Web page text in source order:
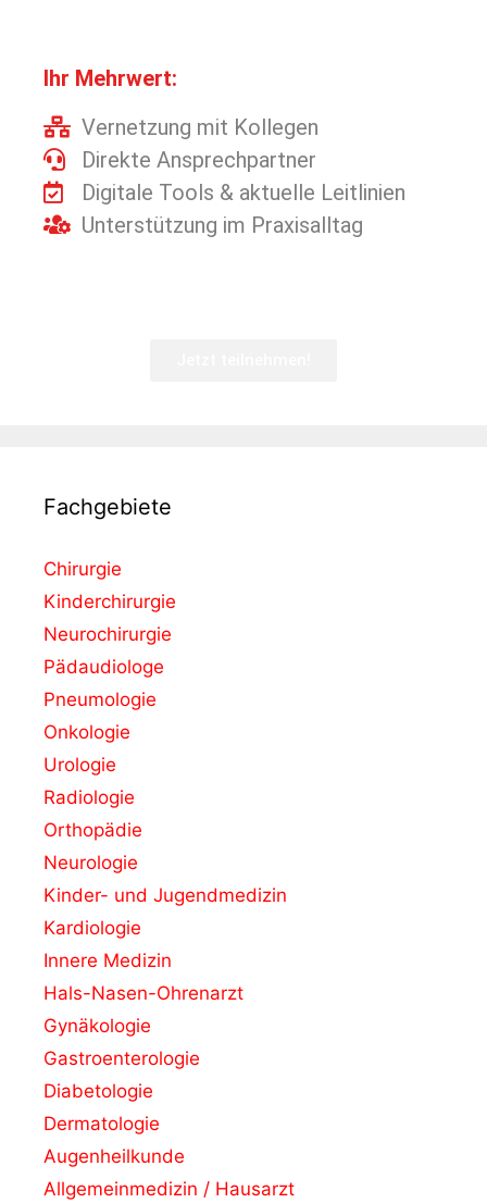
Ihr Mehrwert:
Vernetzung mit Kollegen
Direkte Ansprechpartner
Digitale Tools & aktuelle Leitlinien
Unterstützung im Praxisalltag
Fachgebiete
Chirurgie
Kinderchirurgie
Neurochirurgie
Pädaudiologe
Pneumologie
Onkologie
Urologie
Radiologie
Orthopädie
Neurologie
Kinder- und Jugendmedizin
Kardiologie
Innere Medizin
Hals-Nasen-Ohrenarzt
Gynäkologie
Gastroenterologie
Diabetologie
Dermatologie
Augenheilkunde
Allgemeinmedizin / Hausarzt